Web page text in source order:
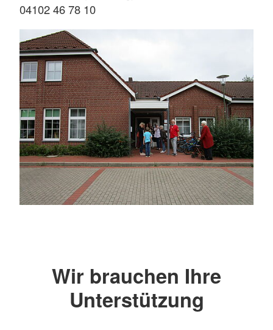
04102 46 78 10
Wir brauchen Ihre
Unterstützung